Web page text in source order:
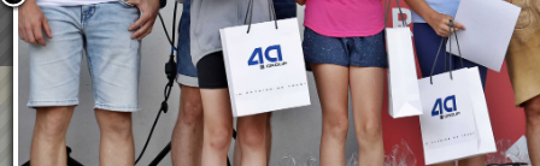
Bestätigen
05.07.2024 - 10. Duathlon